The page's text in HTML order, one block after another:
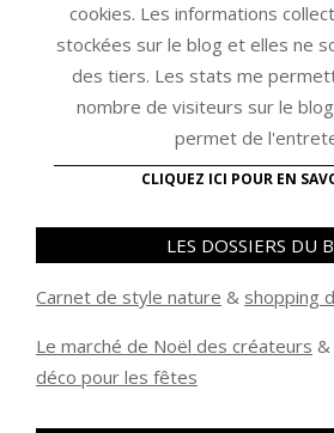
cookies. Les informations
stockées sur le blog et elles ne
des tiers. Les stats me
nombre de visiteurs sur le
permet de
CLIQUEZ ICI POUR EN
LES DOSSIERS DU
Carnet de style nature & shopping
Le marché de Noël des créateurs &
déco pour les fêtes